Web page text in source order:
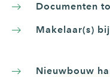
Documenten
Makelaar(s)
Nieuwbouw